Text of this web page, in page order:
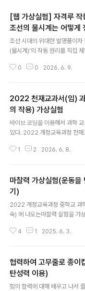
[웹 가상실험] 자격루
조선의 물시계는 어떻게
조선 시대의 위대한 발명품이
(물시계)'의 작동 원리를 직접
생활에서 힘의 사용 예시로 자격
달라질 텐데 이것에 대한 설명이
충 얼버무려 논 경우가 많았다.
는 것을 넘어, 어떤 과학적 원리
을 흘려보내 정확한 시간을 측정
하며 알아볼 수 있도록 가상실
실험 프로그램 실행하기아래 링
0 0 2026. 6. 9.
2022 천재교과서(임)
의 작용) 가상실험
바이브 코딩을 이용해서 과학
있다. 2022 개정교육과정 천재
다.(물론 다른 과학 교과서도
놓은 파일이다. 원본 파일은 천
운 받을 수 있다.아래 링크로 들
볼 수 있습니다.https://
k/tsherpa/22/22ebook_M/
0L/viewer/ebook/
nURL=..%2F..%2Fresour..
1 2 2026. 6. 8.
마찰력 가상실험(운동을
기)
2022 개정교육과정 중학교 과
숙) 에 나오는마찰력 실험을 가
on.html중학교에서는 마찰력
무 간단한 실험이라 직접 해 보
들을 위해서 최대 정지 마찰력과
타나게 만들었다.움직이기 전까
4 1 2025. 6. 3.
협력하여 고무줄로 종이
탄성력 이용)
힘의 합력에 대해 배우고 나서